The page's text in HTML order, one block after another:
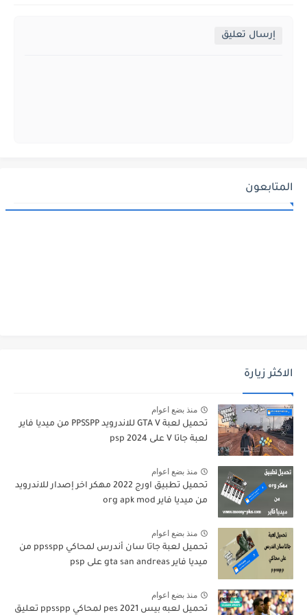
إرسال تعليق
المتابعون
الاكثر زيارة
منذ بضع اعوام
تحميل لعبة GTA V للاندرويد PPSSPP من ميديا فاير
لعبة جاتا V على psp 2024
منذ بضع اعوام
تحميل تطبيق اورج 2022 مهكر اخر إصدار للاندرويد
من ميديا فاير org apk mod
منذ بضع اعوام
تحميل لعبة جاتا سان أندرس لمحاكي ppsspp من
ميديا فاير gta san andreas على psp
منذ بضع اعوام
تحميل لعبه بيس pes 2021 لمحاكي ppsspp تعليق